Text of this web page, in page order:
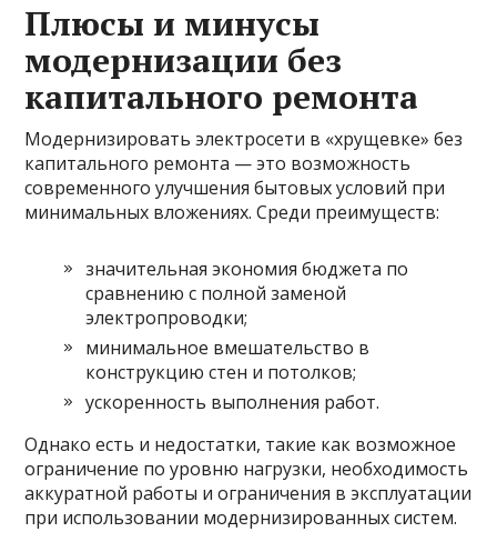
Плюсы и минусы
модернизации без
капитального ремонта
Модернизировать электросети в «хрущевке» без
капитального ремонта — это возможность
современного улучшения бытовых условий при
минимальных вложениях. Среди преимуществ:
значительная экономия бюджета по
сравнению с полной заменой
электропроводки;
минимальное вмешательство в
конструкцию стен и потолков;
ускоренность выполнения работ.
Однако есть и недостатки, такие как возможное
ограничение по уровню нагрузки, необходимость
аккуратной работы и ограничения в эксплуатации
при использовании модернизированных систем.